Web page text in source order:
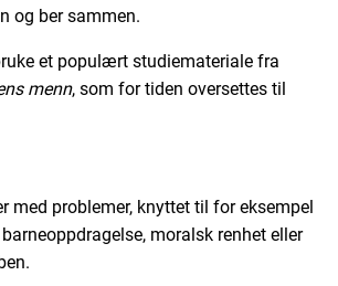
og ber sammen.
et populært studiemateriale fra
menn, som for tiden oversettes til
med problemer, knyttet til for eksempel
moralsk renhet eller